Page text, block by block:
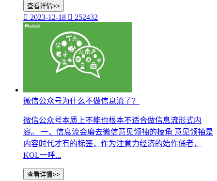
查看详情>>
 2023-12-18  252432
微信公众号为什么不做信息流了？
微信公众号本质上不能也根本不适合做信息流形式内
容。 一、信息流会磨去微信意见领袖的棱角 意见领袖是
内容时代才有的标签，作为注意力经济的始作俑者，
KOL一呼...
查看详情>>